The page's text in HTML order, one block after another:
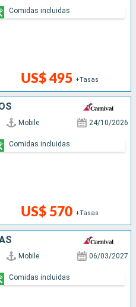
US$ 495 +Tasas
Comidas incluidas
Mobile 24/10/2026
US$ 570 +Tasas
Comidas incluidas
Mobile 06/03/2027
Comidas incluidas